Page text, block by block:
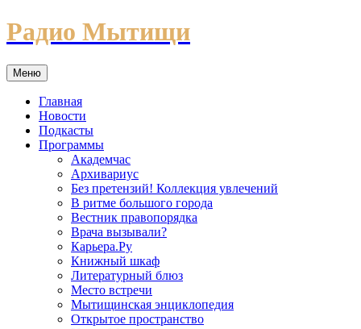
Перейти
к
Радио Мытищи
Меню
Главная
Новости
Подкасты
Программы
Академчас
Архивариус
Без претензий! Коллекция увлечений
В ритме большого города
Вестник правопорядка
Врача вызывали?
Карьера.Ру
Книжный шкаф
Литературный блюз
Место встречи
Мытищинская энциклопедия
Открытое пространство